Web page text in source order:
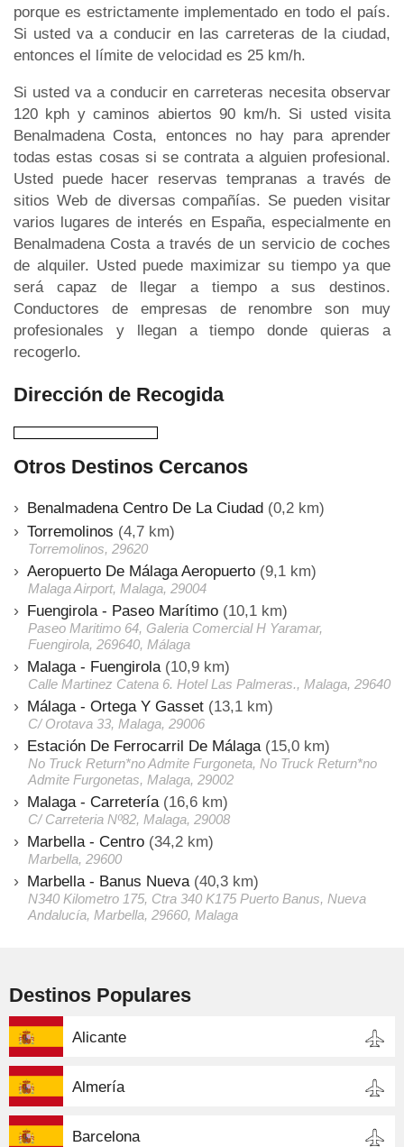
porque es estrictamente implementado en todo el país.
Si usted va a conducir en las carreteras de la ciudad,
entonces el límite de velocidad es 25 km/h.
Si usted va a conducir en carreteras necesita observar
120 kph y caminos abiertos 90 km/h. Si usted visita
Benalmadena Costa, entonces no hay para aprender
todas estas cosas si se contrata a alguien profesional.
Usted puede hacer reservas tempranas a través de
sitios Web de diversas compañías. Se pueden visitar
varios lugares de interés en España, especialmente en
Benalmadena Costa a través de un servicio de coches
de alquiler. Usted puede maximizar su tiempo ya que
será capaz de llegar a tiempo a sus destinos.
Conductores de empresas de renombre son muy
profesionales y llegan a tiempo donde quieras a
recogerlo.
Dirección de Recogida
Otros Destinos Cercanos
Benalmadena Centro De La Ciudad (0,2 km)
Torremolinos (4,7 km)
Torremolinos, 29620
Aeropuerto De Málaga Aeropuerto (9,1 km)
Malaga Airport, Malaga, 29004
Fuengirola - Paseo Marítimo (10,1 km)
Paseo Maritimo 64, Galeria Comercial H Yaramar,
Fuengirola, 269640, Málaga
Malaga - Fuengirola (10,9 km)
Calle Martinez Catena 6. Hotel Las Palmeras., Malaga, 29640
Málaga - Ortega Y Gasset (13,1 km)
C/ Orotava 33, Malaga, 29006
Estación De Ferrocarril De Málaga (15,0 km)
No Truck Return*no Admite Furgoneta, No Truck Return*no
Admite Furgonetas, Malaga, 29002
Malaga - Carretería (16,6 km)
C/ Carreteria Nº82, Malaga, 29008
Marbella - Centro (34,2 km)
Marbella, 29600
Marbella - Banus Nueva (40,3 km)
N340 Kilometro 175, Ctra 340 K175 Puerto Banus, Nueva
Andalucía, Marbella, 29660, Malaga
Destinos Populares
Alicante
Almería
Barcelona